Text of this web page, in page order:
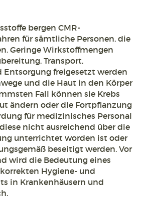
bergen CMR-
für sämtliche Personen, die
Geringe Wirkstoffmengen
Transport,
Entsorgung freigesetzt werden
und die Haut in den Körper
Fall können sie Krebs
ändern oder die Fortpflanzung
für medizinisches Personal
nicht ausreichend über die
unterrichtet worden ist oder
beseitigt werden. Vor
wird die Bedeutung eines
Hygiene- und
in Krankenhäusern und